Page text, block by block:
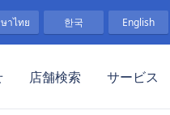
าไทย 한국 English
店舗検索 サービス